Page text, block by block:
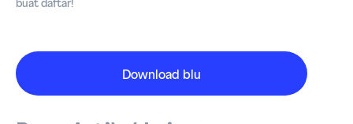
buat daftar!
Download blu